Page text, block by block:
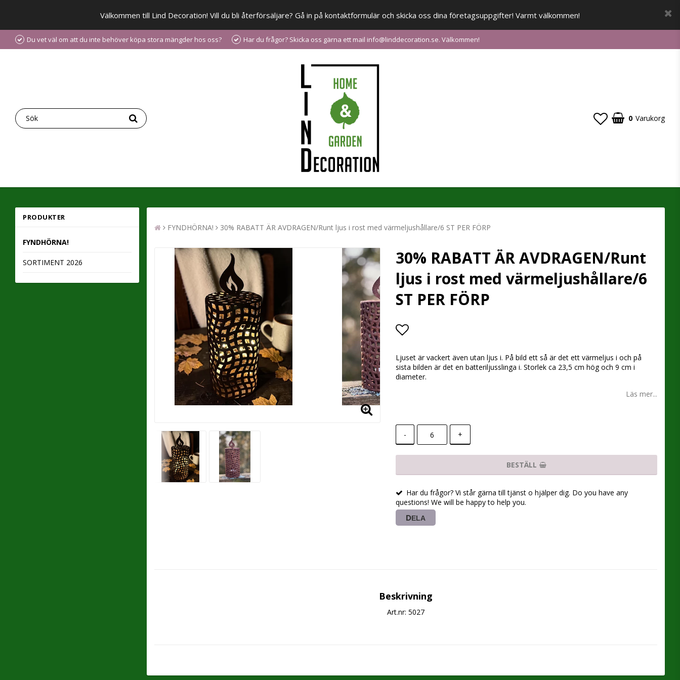
Välkommen till Lind Decoration! Vill du bli återförsäljare? Gå in på kontaktformulär och skicka oss dina företagsuppgifter! Varmt välkommen!
Du vet väl om att du inte behöver köpa stora mängder hos oss? Har du frågor? Skicka oss gärna ett mail info@linddecoration.se. Välkommen!
0 Varukorg
PRODUKTER
FYNDHÖRNA!
SORTIMENT 2026
FYNDHÖRNA! 30% RABATT ÄR AVDRAGEN/Runt ljus i rost med värmeljushållare/6 ST PER FÖRP
30% RABATT ÄR AVDRAGEN/Runt
ljus i rost med värmeljushållare/6
ST PER FÖRP
Lägg till i favoritlistan
Ljuset är vackert även utan ljus i. På bild ett så är det ett värmeljus i och på
sista bilden är det en batteriljusslinga i. Storlek ca 23,5 cm hög och 9 cm i
diameter.
Läs mer...
- +
BESTÄLL
Har du frågor? Vi står gärna till tjänst o hjälper dig. Do you have any
questions! We will be happy to help you.
DELA
Beskrivning
Art.nr: 5027